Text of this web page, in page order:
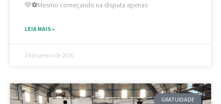
💛⚽Mesmo começando na disputa apenas
LEIA MAIS »
24 de janeiro de 2026
GRATUIDADE